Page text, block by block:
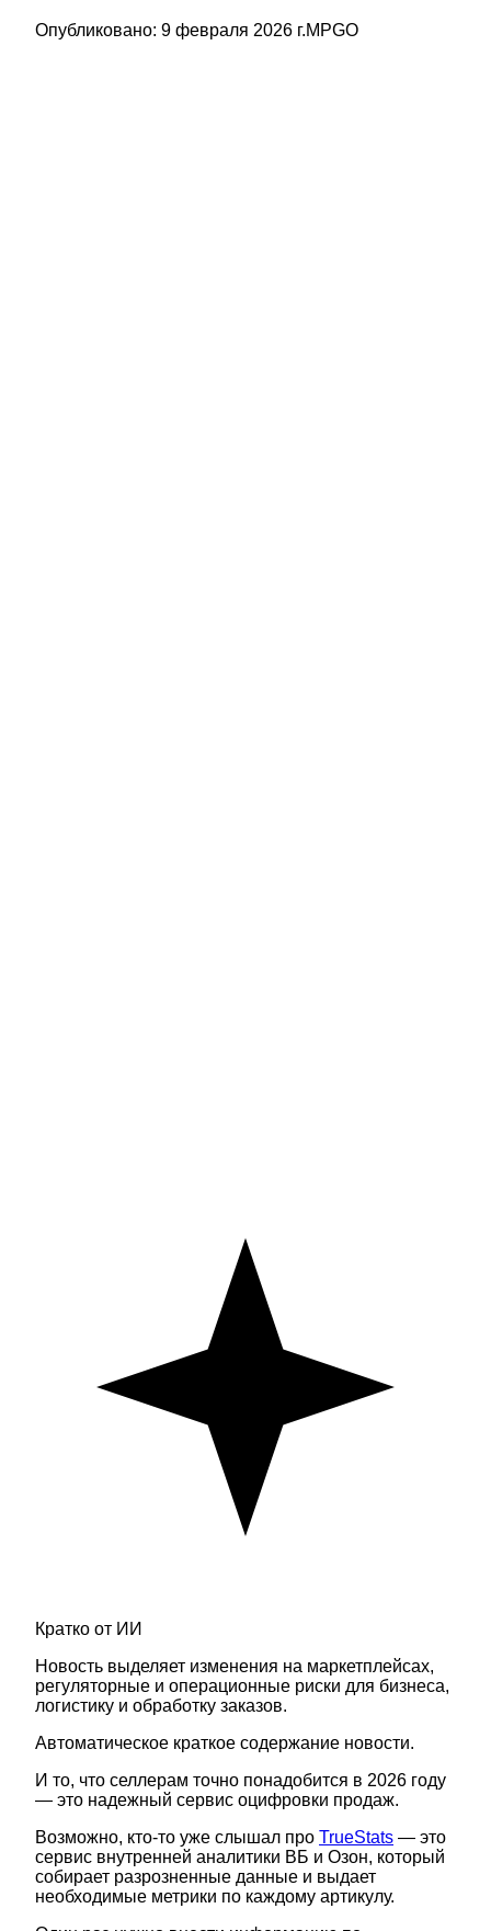
Опубликовано: 9 февраля 2026 г.MPGO
Кратко от ИИ
Новость выделяет изменения на маркетплейсах,
регуляторные и операционные риски для бизнеса,
логистику и обработку заказов.
Автоматическое краткое содержание новости.
И то, что селлерам точно понадобится в 2026 году
— это надежный сервис оцифровки продаж.
Возможно, кто-то уже слышал про TrueStats — это
сервис внутренней аналитики ВБ и Озон, который
собирает разрозненные данные и выдает
необходимые метрики по каждому артикулу.